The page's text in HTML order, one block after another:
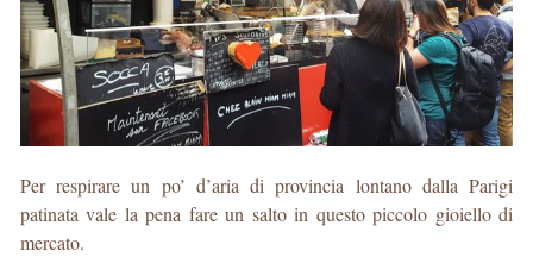
Per respirare un po’ d’aria di provincia lontano dalla Parigi
patinata vale la pena fare un salto in questo piccolo gioiello di
mercato.